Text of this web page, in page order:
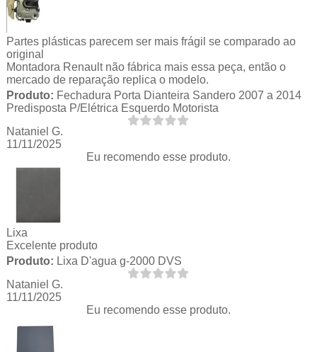
Partes plásticas parecem ser mais frágil se comparado ao
original
Montadora Renault não fábrica mais essa peça, então o
mercado de reparação replica o modelo.
Produto: Fechadura Porta Dianteira Sandero 2007 a 2014
Predisposta P/Elétrica Esquerdo Motorista
Nataniel G.
11/11/2025
Eu recomendo esse produto.
Lixa
Excelente produto
Produto: Lixa D'agua g-2000 DVS
Nataniel G.
11/11/2025
Eu recomendo esse produto.